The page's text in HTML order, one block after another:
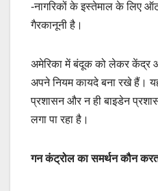
-नागरिकों के इस्तेमाल के लिए
गैरकानूनी है।
अमेरिका में बंदूक को लेकर केंद्र
अपने नियम कायदे बना रखे हैं।
प्रशासन और न ही बाइडेन
लगा पा रहा है।
गन कंट्रोल का समर्थन कौन